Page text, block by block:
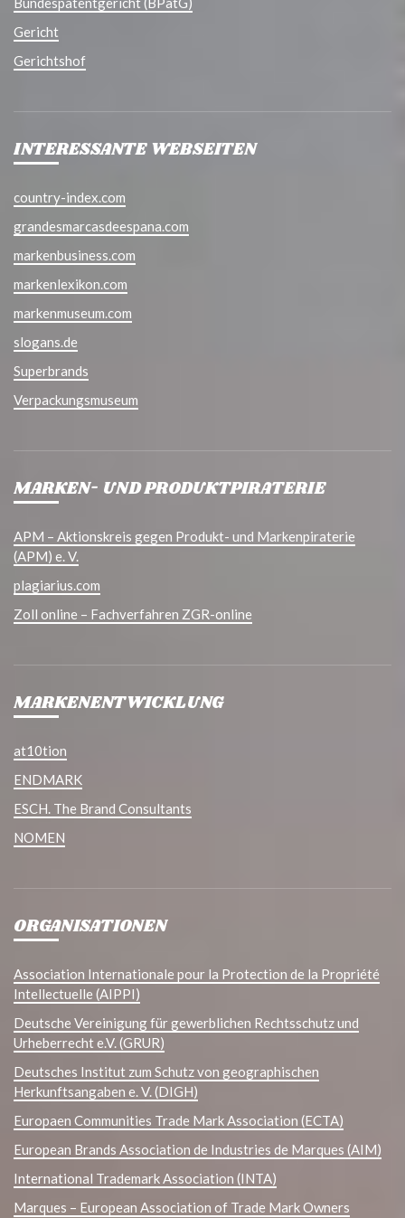
Gericht
Gerichtshof
INTERESSANTE WEBSEITEN
country-index.com
grandesmarcasdeespana.com
markenbusiness.com
markenlexikon.com
markenmuseum.com
slogans.de
Superbrands
Verpackungsmuseum
MARKEN- UND PRODUKTPIRATERIE
APM – Aktionskreis gegen Produkt- und Markenpiraterie
(APM) e. V.
plagiarius.com
Zoll online – Fachverfahren ZGR-online
MARKENENTWICKLUNG
at10tion
ENDMARK
ESCH. The Brand Consultants
NOMEN
ORGANISATIONEN
Association Internationale pour la Protection de la Propriété
Intellectuelle (AIPPI)
Deutsche Vereinigung für gewerblichen Rechtsschutz und
Urheberrecht e.V. (GRUR)
Deutsches Institut zum Schutz von geographischen
Herkunftsangaben e. V. (DIGH)
Europaen Communities Trade Mark Association (ECTA)
European Brands Association de Industries de Marques (AIM)
International Trademark Association (INTA)
Marques – European Association of Trade Mark Owners